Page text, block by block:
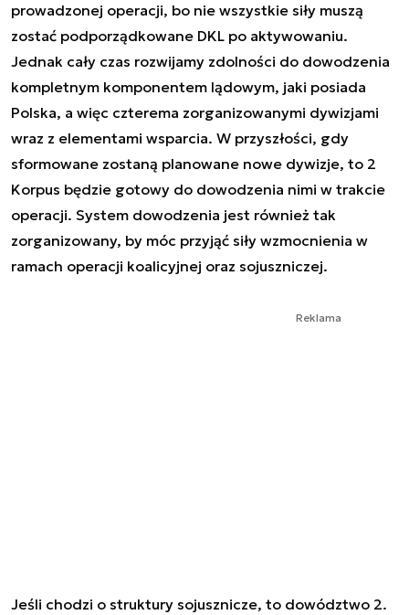
prowadzonej operacji, bo nie wszystkie siły muszą
zostać podporządkowane DKL po aktywowaniu.
Jednak cały czas rozwijamy zdolności do dowodzenia
kompletnym komponentem lądowym, jaki posiada
Polska, a więc czterema zorganizowanymi dywizjami
wraz z elementami wsparcia. W przyszłości, gdy
sformowane zostaną planowane nowe dywizje, to 2
Korpus będzie gotowy do dowodzenia nimi w trakcie
operacji. System dowodzenia jest również tak
zorganizowany, by móc przyjąć siły wzmocnienia w
ramach operacji koalicyjnej oraz sojuszniczej.
Reklama
Jeśli chodzi o struktury sojusznicze, to dowództwo 2.